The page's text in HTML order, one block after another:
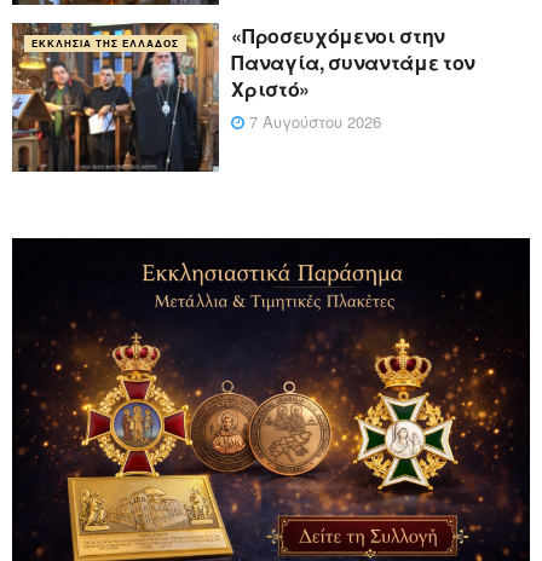
ΕΚΚΛΗΣΊΑ ΤΗΣ ΕΛΛΆΔΟΣ
«Προσευχόμενοι στην
Παναγία, συναντάμε τον
Χριστό»
7 Αυγούστου 2026